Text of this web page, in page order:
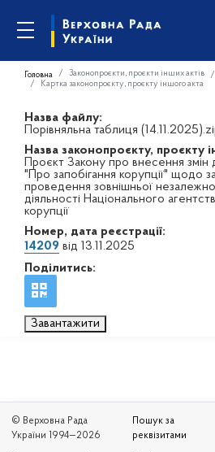
Головна Законопроєкти, проєкти інших актів
Картка законопроєкту, проєкту іншого акта
Назва файлу:
Порівняльна таблиця
Назва законопроєкту, проєкту
Проєкт Закону про внесення змін
"Про запобігання корупції" щодо
проведення зовнішньої
діяльності Національного
корупції
Номер, дата реєстрації:
14209 від 13.11.2025
Поділитись:
Завантажити
© Верховна Рада
України 1994—2026
Пошук за
реквізитами